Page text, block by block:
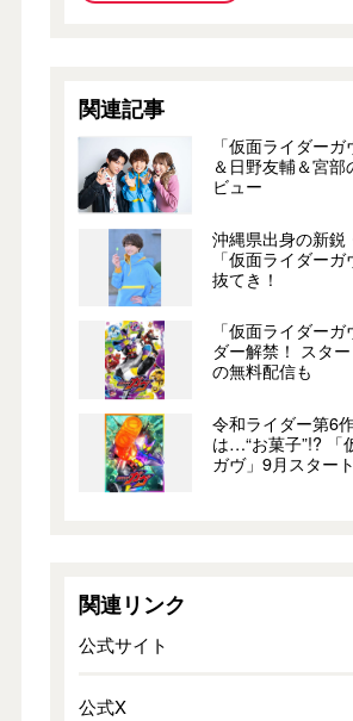
関連記事
「仮面ライダー
＆日野友輔＆宮部
ビュー
沖縄県出身の新鋭
「仮面ライダー
抜てき！
「仮面ライダー
ダー解禁！ スタ
の無料配信も
令和ライダー第6
は…“お菓子”!? 「
ガヴ」9月スター
関連リンク
公式サイト
公式X